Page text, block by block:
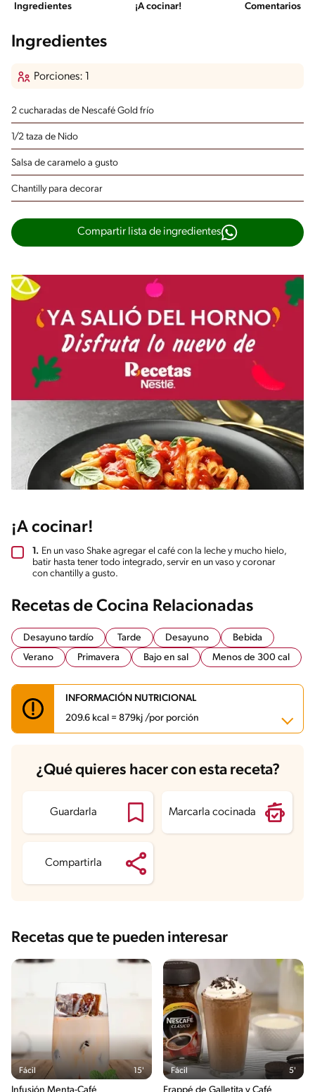
Ingredientes ¡A cocinar! Comentarios
Ingredientes
Porciones: 1
2 cucharadas de Nescafé Gold frío
1/2 taza de Nido
Salsa de caramelo a gusto
Chantillypara decorar
Compartir lista de ingredientes
¡A cocinar!
1. En un vaso Shake agregar el café con la leche y mucho hielo,
batir hasta tener todo integrado, servir en un vaso y coronar
con chantilly a gusto.
Recetas de Cocina Relacionadas
Desayuno tardío Tarde Desayuno
Bebida
Verano
Primavera Bajo en sal Menos de 300 cal
INFORMACIÓN NUTRICIONAL
209.6 kcal = 879kj /por porción
Carbohidratos 19.2 g
Energía 209.6 kcal
Grasas saturadas
Azúcares 15.7 g
¿Qué quieres hacer con esta receta?
Guardarla Marcarla cocinada
Compartirla
Recetas que te pueden interesar
Fácil 15' Fácil 5'